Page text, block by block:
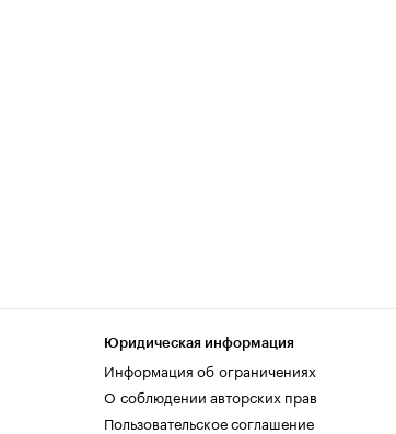
Юридическая информация
Информация об ограничениях
О соблюдении авторских прав
Пользовательское соглашение